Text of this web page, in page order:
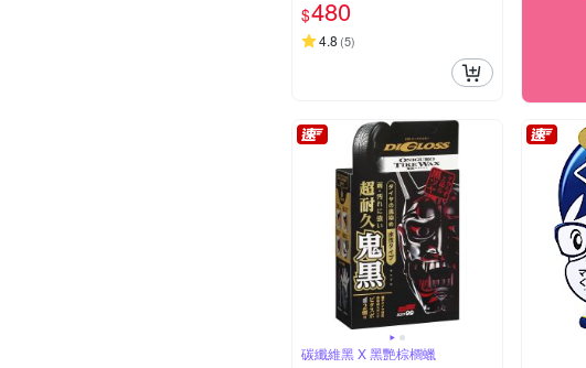
$480
4.8 (5)
碳纖維黑 X 黑艷棕櫚蠟